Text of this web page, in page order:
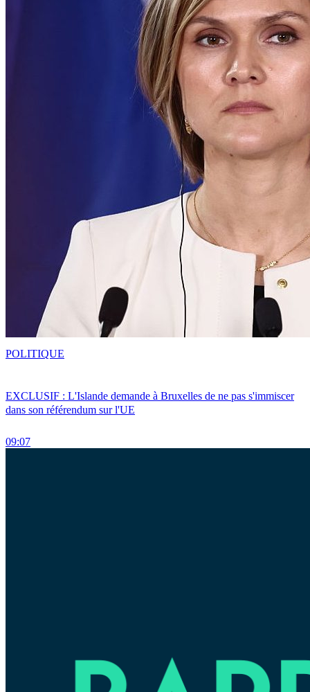
EXCLUSIF : L'Islande demande à Bruxelles de ne pas s'immiscer
dans son référendum sur l'UE
09:07
POLITIQUE